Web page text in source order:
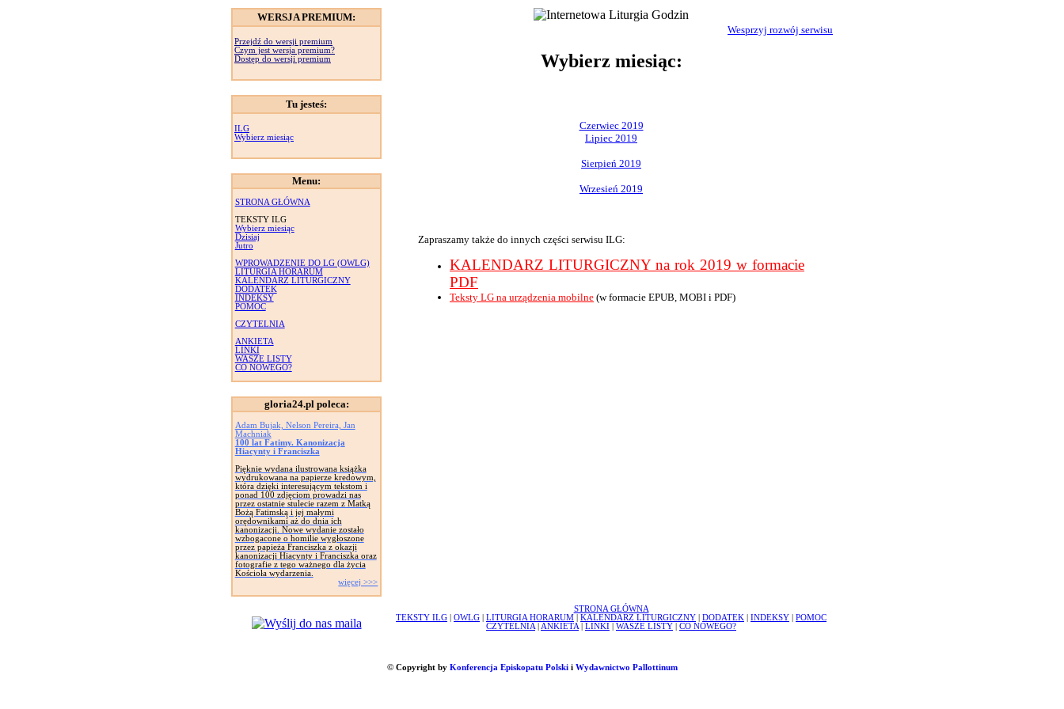
WERSJA PREMIUM:
Przejdź do wersji premium
Czym jest wersja premium?
Dostęp do wersji premium
Tu jesteś:
ILG
Wybierz miesiąc
Menu:
STRONA GŁÓWNA
TEKSTY ILG
Wybierz miesiąc
Dzisiaj
Jutro
WPROWADZENIE DO LG (OWLG)
LITURGIA HORARUM
KALENDARZ LITURGICZNY
DODATEK
INDEKSY
POMOC
CZYTELNIA
ANKIETA
LINKI
WASZE LISTY
CO NOWEGO?
gloria24.pl poleca:
Adam Bujak, Nelson Pereira, Jan
Machniak
100 lat Fatimy. Kanonizacja
Hiacynty i Franciszka
Pięknie wydana ilustrowana książka
wydrukowana na papierze kredowym,
która dzięki interesującym tekstom i
ponad 100 zdjęciom prowadzi nas
przez ostatnie stulecie razem z Matką
Bożą Fatimską i jej małymi
orędownikami aż do dnia ich
kanonizacji. Nowe wydanie zostało
wzbogacone o homilie wygłoszone
przez papieża Franciszka z okazji
kanonizacji Hiacynty i Franciszka oraz
fotografie z tego ważnego dla życia
Kościoła wydarzenia.
więcej >>>
Wesprzyj rozwój serwisu
Wybierz miesiąc:
Czerwiec 2019
Lipiec 2019
Sierpień 2019
Wrzesień 2019
Zapraszamy także do innych części serwisu ILG:
KALENDARZ LITURGICZNY na rok 2019 w formacie
PDF
Teksty LG na urządzenia mobilne (w formacie EPUB, MOBI i PDF)
STRONA GŁÓWNA
TEKSTY ILG
OWLG LITURGIA HORARUM KALENDARZ LITURGICZNY DODATEK INDEKSY
POMOC
CZYTELNIA
ANKIETA LINKI WASZE LISTY CO NOWEGO?
© Copyright by Konferencja Episkopatu Polskii Wydawnictwo Pallottinum